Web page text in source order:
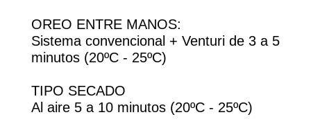
OREO ENTRE MANOS:
Sistema convencional + Venturi de 3 a 5
minutos (20ºC - 25ºC)
TIPO SECADO
Al aire 5 a 10 minutos (20ºC - 25ºC)